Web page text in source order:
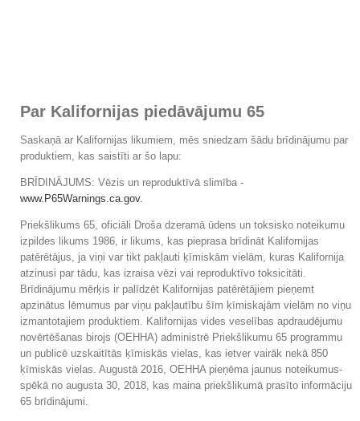
Par Kalifornijas piedāvājumu 65
Saskaņā ar Kalifornijas likumiem, mēs sniedzam šādu brīdinājumu par
produktiem, kas saistīti ar šo lapu:
BRĪDINĀJUMS: Vēzis un reproduktīvā slimība -
www.P65Warnings.ca.gov.
Priekšlikums 65, oficiāli Droša dzeramā ūdens un toksisko noteikumu
izpildes likums 1986, ir likums, kas pieprasa brīdināt Kalifornijas
patērētājus, ja viņi var tikt pakļauti ķīmiskām vielām, kuras Kalifornija
atzinusi par tādu, kas izraisa vēzi vai reproduktīvo toksicitāti.
Brīdinājumu mērķis ir palīdzēt Kalifornijas patērētājiem pieņemt
apzinātus lēmumus par viņu pakļautību šīm ķīmiskajām vielām no viņu
izmantotajiem produktiem. Kalifornijas vides veselības apdraudējumu
novērtēšanas birojs (OEHHA) administrē Priekšlikumu 65 programmu
un publicē uzskaitītās ķīmiskās vielas, kas ietver vairāk nekā 850
ķīmiskās vielas. Augustā 2016, OEHHA pieņēma jaunus noteikumus-
spēkā no augusta 30, 2018, kas maina priekšlikumā prasīto informāciju
65 brīdinājumi.